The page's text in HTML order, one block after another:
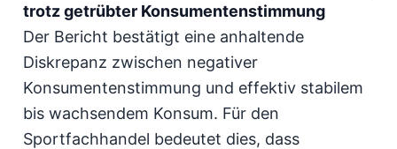
trotz getrübter Konsumentenstimmung
Der Bericht bestätigt eine anhaltende
Diskrepanz zwischen negativer
Konsumentenstimmung und effektiv stabilem
bis wachsendem Konsum. Für den
Sportfachhandel bedeutet dies, dass